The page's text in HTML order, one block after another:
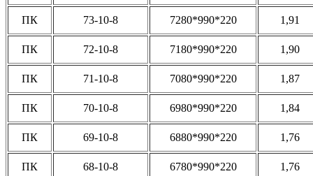
ПК 73-10-8 7280*990*220 1,91
ПК 72-10-8 7180*990*220 1,90
ПК 71-10-8 7080*990*220 1,87
ПК 70-10-8 6980*990*220 1,84
ПК 69-10-8 6880*990*220 1,76
ПК 68-10-8 6780*990*220 1,76